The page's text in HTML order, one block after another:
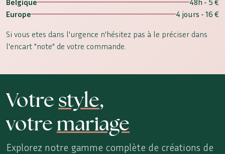
Belgique
48h - 5 €
Europe
4 jours - 16 €
Si vous etes dans l'urgence n'hésitez pas à le préciser dans
l'encart "note" de votre commande.
Votrestyle,
votremariage
Explorez notre gamme complète de créations de